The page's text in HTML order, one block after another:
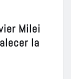
Milei
la